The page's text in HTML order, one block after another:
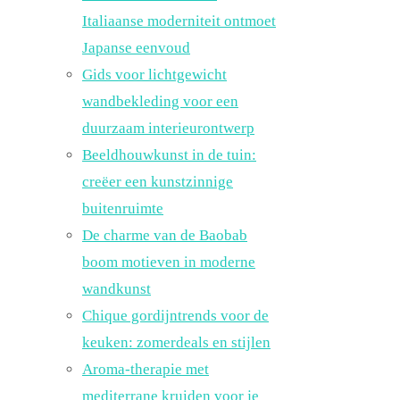
Italiaanse moderniteit ontmoet
Japanse eenvoud
Gids voor lichtgewicht
wandbekleding voor een
duurzaam interieurontwerp
Beeldhouwkunst in de tuin:
creëer een kunstzinnige
buitenruimte
De charme van de Baobab
boom motieven in moderne
wandkunst
Chique gordijntrends voor de
keuken: zomerdeals en stijlen
Aroma-therapie met
mediterrane kruiden voor je